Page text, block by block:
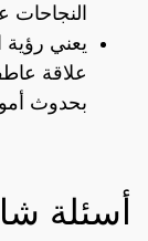
النجاحات
يعني
علاقة
بحدوث
أسئلة